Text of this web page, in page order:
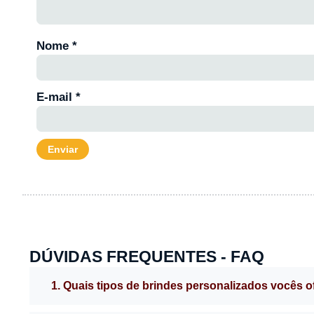
Nome *
E-mail *
DÚVIDAS FREQUENTES - FAQ
1. Quais tipos de brindes personalizados vocês